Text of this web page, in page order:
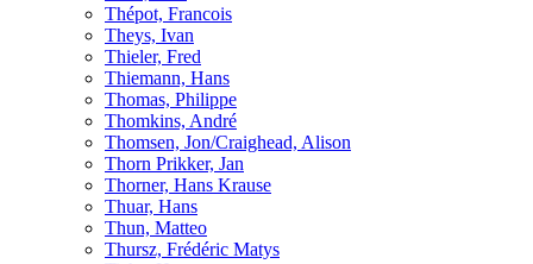
Thépot, Francois
Theys, Ivan
Thieler, Fred
Thiemann, Hans
Thomas, Philippe
Thomkins, André
Thomsen, Jon/Craighead, Alison
Thorn Prikker, Jan
Thorner, Hans Krause
Thuar, Hans
Thun, Matteo
Thursz, Frédéric Matys